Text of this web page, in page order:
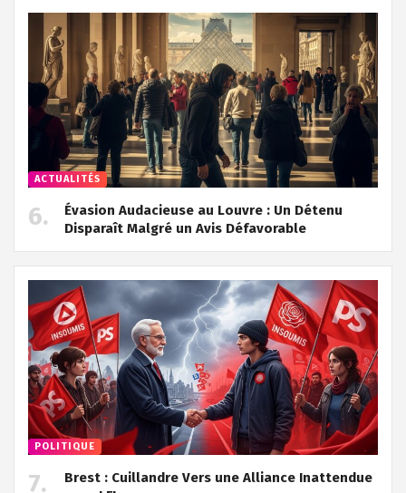
ACTUALITÉS
Évasion Audacieuse au Louvre : Un Détenu
Disparaît Malgré un Avis Défavorable
POLITIQUE
Brest : Cuillandre Vers une Alliance Inattendue